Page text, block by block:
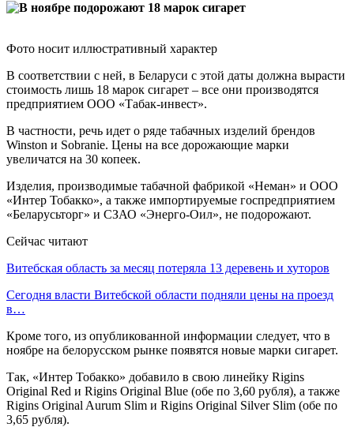
Фото носит иллюстративный характер
В соответствии с ней, в Беларуси с этой даты должна вырасти
стоимость лишь 18 марок сигарет – все они производятся
предприятием ООО «Табак-инвест».
В частности, речь идет о ряде табачных изделий брендов
Winston и Sobranie. Цены на все дорожающие марки
увеличатся на 30 копеек.
Изделия, производимые табачной фабрикой «Неман» и ООО
«Интер Тобакко», а также импортируемые госпредприятием
«Беларусьторг» и СЗАО «Энерго-Оил», не подорожают.
Сейчас читают
Витебская область за месяц потеряла 13 деревень и хуторов
Сегодня власти Витебской области подняли цены на проезд
в…
Кроме того, из опубликованной информации следует, что в
ноябре на белорусском рынке появятся новые марки сигарет.
Так, «Интер Тобакко» добавило в свою линейку Rigins
Original Red и Rigins Original Blue (обе по 3,60 рубля), а также
Rigins Original Aurum Slim и Rigins Original Silver Slim (обе по
3,65 рубля).